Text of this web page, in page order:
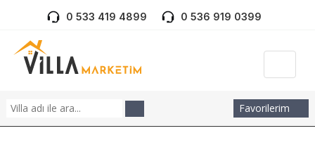
0 533 419 4899 0 536 919 0399
Favorilerim